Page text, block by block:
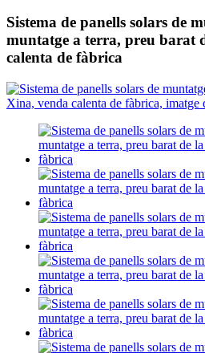
Sistema de panells solars de
muntatge a terra, preu barat
calenta de fàbrica